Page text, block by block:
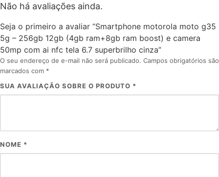
Não há avaliações ainda.
Seja o primeiro a avaliar “Smartphone motorola moto g35
5g – 256gb 12gb (4gb ram+8gb ram boost) e camera
50mp com ai nfc tela 6.7 superbrilho cinza”
O seu endereço de e-mail não será publicado. Campos obrigatórios são
marcados com *
SUA AVALIAÇÃO SOBRE O PRODUTO *
NOME *